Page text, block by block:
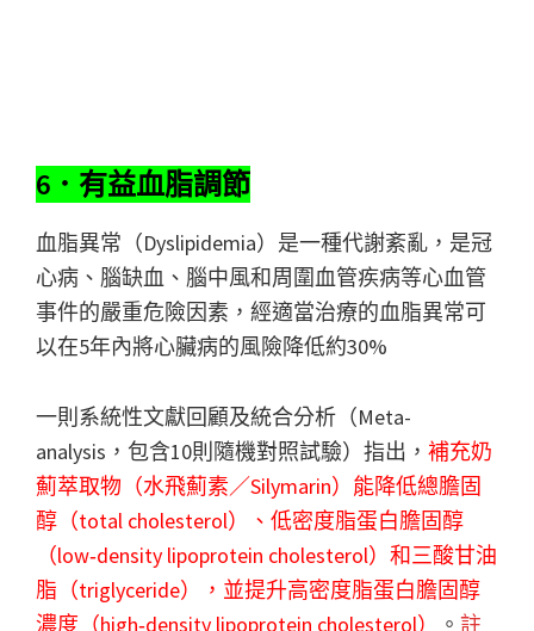
6．有益血脂調節
血脂異常（Dyslipidemia）是一種代謝紊亂，是冠
心病、腦缺血、腦中風和周圍血管疾病等心血管
事件的嚴重危險因素，經適當治療的血脂異常可
以在5年內將心臟病的風險降低約30%
一則系統性文獻回顧及統合分析（Meta-
analysis，包含10則隨機對照試驗）指出， 補充奶
薊萃取物（水飛薊素／Silymarin）能降低總膽固
醇（total cholesterol）、低密度脂蛋白膽固醇
（low‐density lipoprotein cholesterol）和三酸甘油
脂（triglyceride），並提升高密度脂蛋白膽固醇
濃度（high‐density lipoprotein cholesterol）
。 註